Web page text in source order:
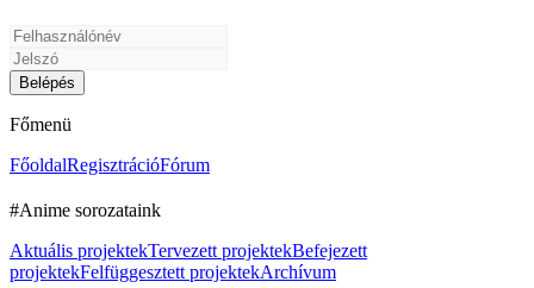
Főmenü
FőoldalRegisztrációFórum
#Anime sorozataink
Aktuális projektekTervezett projektekBefejezett
projektekFelfüggesztett projektekArchívum